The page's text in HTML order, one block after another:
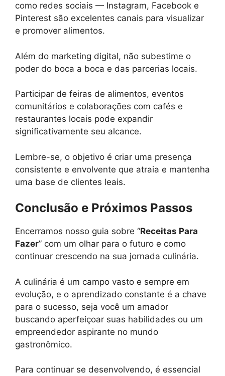
como redes sociais — Instagram, Facebook e
Pinterest são excelentes canais para visualizar
e promover alimentos.
Além do marketing digital, não subestime o
poder do boca a boca e das parcerias locais.
Participar de feiras de alimentos, eventos
comunitários e colaborações com cafés e
restaurantes locais pode expandir
significativamente seu alcance.
Lembre-se, o objetivo é criar uma presença
consistente e envolvente que atraia e mantenha
uma base de clientes leais.
Conclusão e Próximos Passos
Encerramos nosso guia sobre “Receitas Para
Fazer” com um olhar para o futuro e como
continuar crescendo na sua jornada culinária.
A culinária é um campo vasto e sempre em
evolução, e o aprendizado constante é a chave
para o sucesso, seja você um amador
buscando aperfeiçoar suas habilidades ou um
empreendedor aspirante no mundo
gastronômico.
Para continuar se desenvolvendo, é essencial